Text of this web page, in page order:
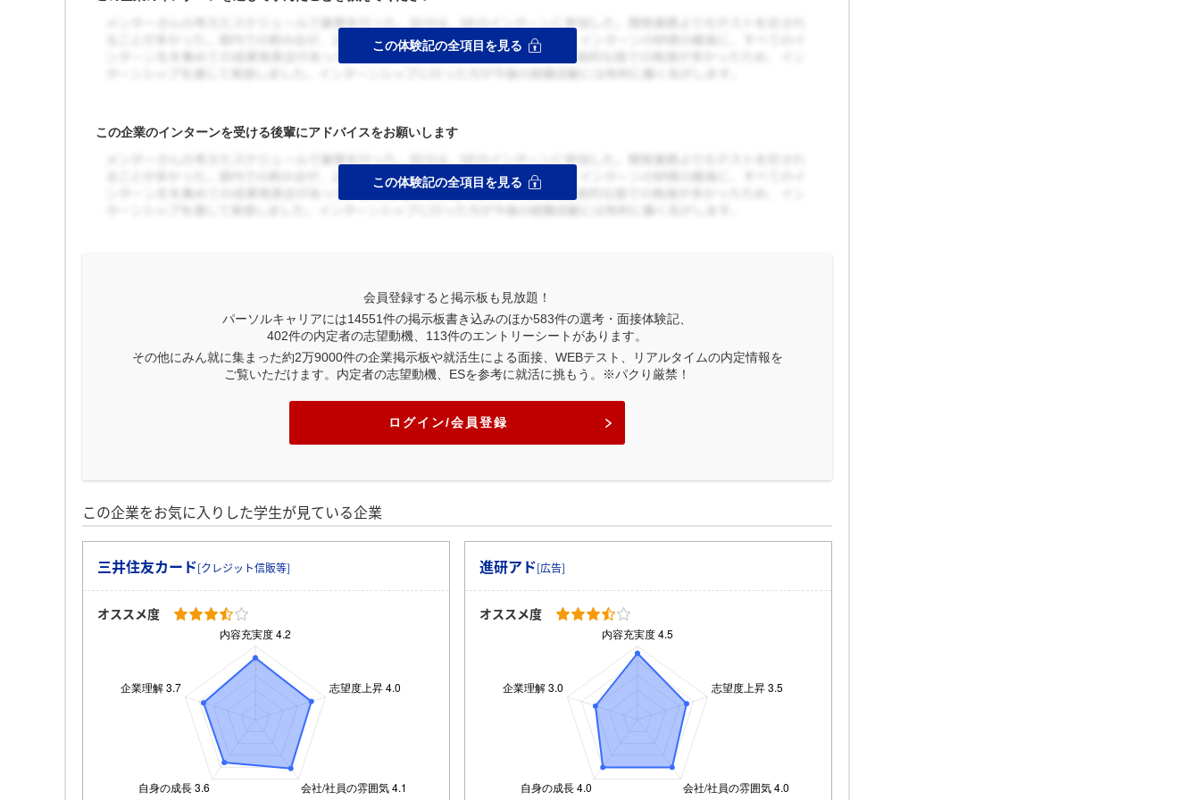
この企業のインターンを受ける後輩にアドバイスをお願いします
会員登録すると掲示板も見放題！
パーソルキャリアには14551件の掲示板書き込みのほか583件の選考・面接体験記、
402件の内定者の志望動機、 113件のエントリーシートがあります。
その他にみん就に集まった約2万9000件の企業掲示板や就活生による面接、WEBテスト、リアルタイムの内定情報を
ご覧いただけます。内定者の志望動機、ESを参考に就活に挑もう。※パクり厳禁！
ログイン/会員登録
この企業をお気に入りした学生が見ている企業
三井住友カード[クレジット信販等]
オススメ度
進研アド[広告]
オススメ度